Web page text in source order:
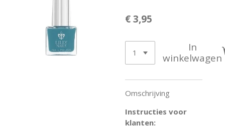
€ 3,95
In
winkelwagen
Omschrijving
Instructies voor
klanten: